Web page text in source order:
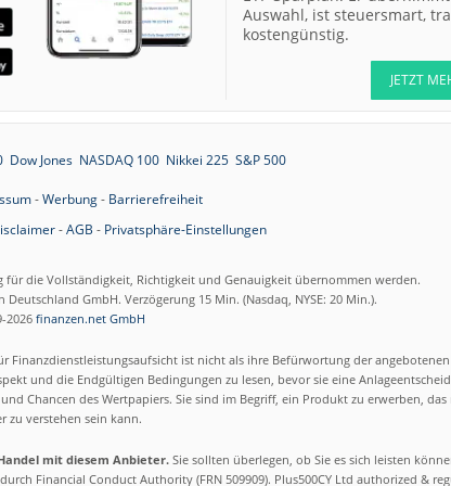
07.08.26
Allianz Hold
Merck Market-
Perform
07.08.26
Merck Kaufen
07.08.26
07.08.26
Airbus Hold
07.08.26
Münchener
Auswahl, ist steuersmart,
kostengünstig.
JETZT
Dow Jones NASDAQ 100 Nikkei 225 S&P 500
-Werbung- Barrierefreiheit
-AGB - Privatsphäre-Einstellungen
die Vollständigkeit, Richtigkeit und Genauigkeit übernommen werden.
GmbH. Verzögerung 15 Min. (Nasdaq, NYSE: 20 Min.).
2026 finanzen.net GmbH
Finanzdienstleistungsaufsicht ist nicht als ihre Befürwortung der
und die Endgültigen Bedingungen zu lesen, bevor sie eine
Chancen des Wertpapiers. Sie sind im Begriff, ein Produkt zu erwerben,
zu verstehen sein kann.
mit diesem Anbieter.Sie sollten überlegen, ob Sie es sich leisten
Financial Conduct Authority (FRN 509909). Plus500CY Ltd authorized &